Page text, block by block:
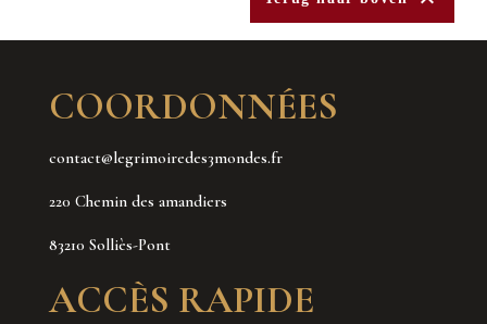
COORDONNÉES
contact@legrimoiredes3mondes.fr
220 Chemin des amandiers
83210 Solliès-Pont
ACCÈS RAPIDE